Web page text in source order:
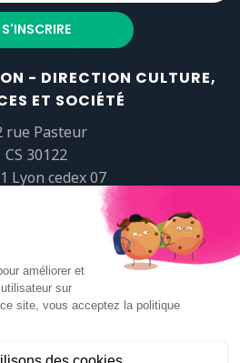
- DIRECTION CULTURE,
ET SOCIÉTÉ
rue Pasteur
CS 30122
Lyon cedex 07
lyon.fr
(0)4 37 37 82 01